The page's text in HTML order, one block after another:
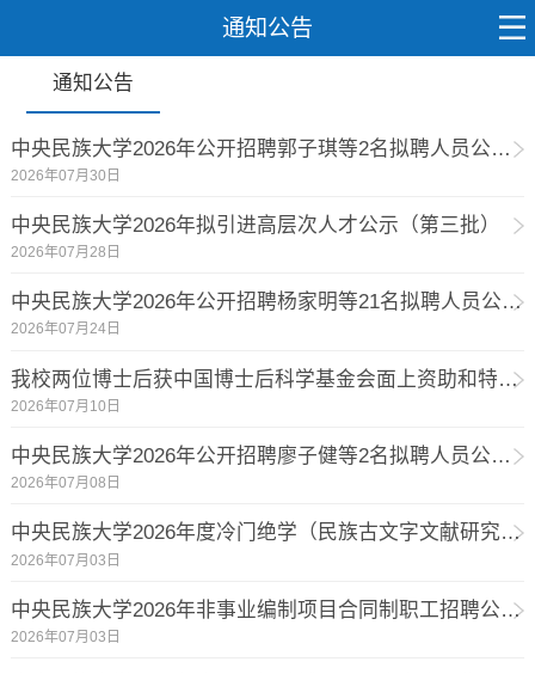
通知公告
通知公告
中央民族大学2026年公开招聘郭子琪等2名拟聘人员公示（第五批）
2026年07月30日
中央民族大学2026年拟引进高层次人才公示（第三批）
2026年07月28日
中央民族大学2026年公开招聘杨家明等21名拟聘人员公示（第四批）
2026年07月24日
我校两位博士后获中国博士后科学基金会面上资助和特别资助
2026年07月10日
中央民族大学2026年公开招聘廖子健等2名拟聘人员公示（第三批）
2026年07月08日
中央民族大学2026年度冷门绝学（民族古文字文献研究方向）专项博士后招收公告
2026年07月03日
中央民族大学2026年非事业编制项目合同制职工招聘公告（第三批）
2026年07月03日